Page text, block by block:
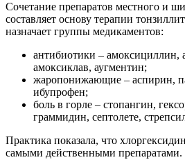
Сочетание препаратов местного и
составляет основу терапии
назначает группы медикаментов:
антибиотики – амоксициллин,
амоксиклав, аугментин;
жаропонижающие – аспирин,
ибупрофен;
боль в горле – стопангин,
граммидин, септолете,
Практика показала, что
самыми действенными препаратами.